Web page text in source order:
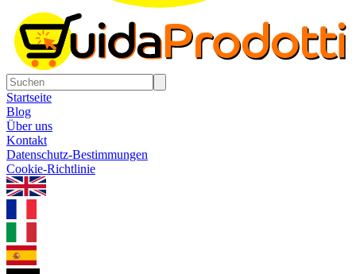
Startseite
Blog
Über uns
Kontakt
Datenschutz-Bestimmungen
Cookie-Richtlinie